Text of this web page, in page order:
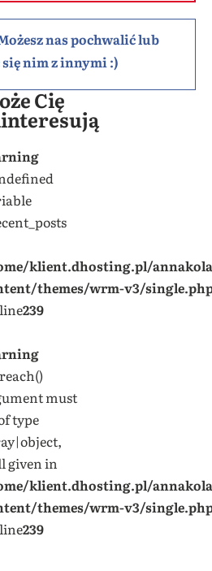
nas pochwalić lub
nim z innymi :)
Cię
klient.dhosting.pl/
themes/wrm-v3/
239
must
type
given in
klient.dhosting.pl/
themes/wrm-v3/
239